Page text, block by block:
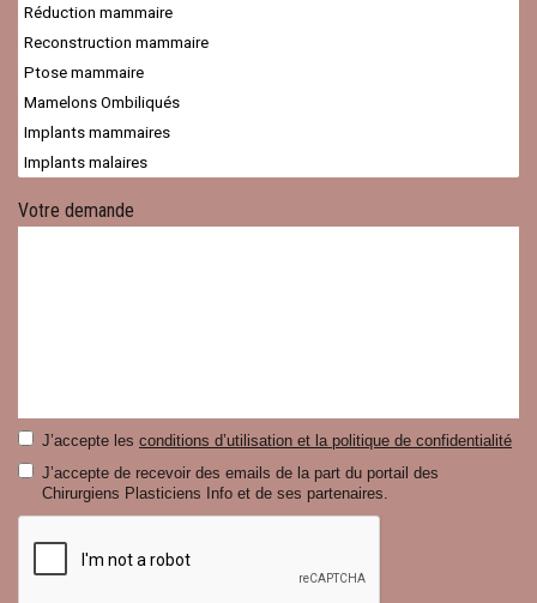
Votre demande
J’accepte les conditions d’utilisation et la politique de confidentialité
J’accepte de recevoir des emails de la part du portail des
Chirurgiens Plasticiens Info et de ses partenaires.